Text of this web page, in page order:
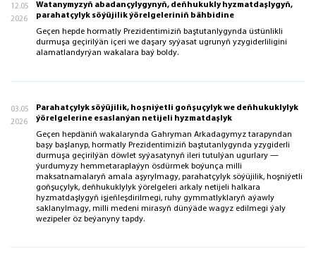
12.05
2026
Watanymyzyň abadançylygynyň, deňhukukly hyzmatdaşlygyň,
parahatçylyk söýüjilik ýörelgeleriniň bähbidine
Geçen hepde hormatly Prezidentimiziň baştutanlygynda üstünlikli
durmuşa geçirilýän içeri we daşary syýasat ugrunyň yzygiderliligini
alamatlandyrýan wakalara baý boldy.
03.05
2026
Parahatçylyk söýüjilik, hoşniýetli goňşuçylyk we deňhukuklylyk
ýörelgelerine esaslanýan netijeli hyzmatdaşlyk
Geçen hepdäniň wakalarynda Gahryman Arkadagymyz tarapyndan
başy başlanyp, hormatly Prezidentimiziň baştutanlygynda yzygiderli
durmuşa geçirilýän döwlet syýasatynyň ileri tutulýan ugurlary —
ýurdumyzy hemmetaraplaýyn ösdürmek boýunça milli
maksatnamalaryň amala aşyrylmagy, parahatçylyk söýüjilik, hoşniýetli
goňşuçylyk, deňhukuklylyk ýörelgeleri arkaly netijeli halkara
hyzmatdaşlygyň işjeňleşdirilmegi, ruhy gymmatlyklaryň aýawly
saklanylmagy, milli medeni mirasyň dünýäde wagyz edilmegi ýaly
wezipeler öz beýanyny tapdy.